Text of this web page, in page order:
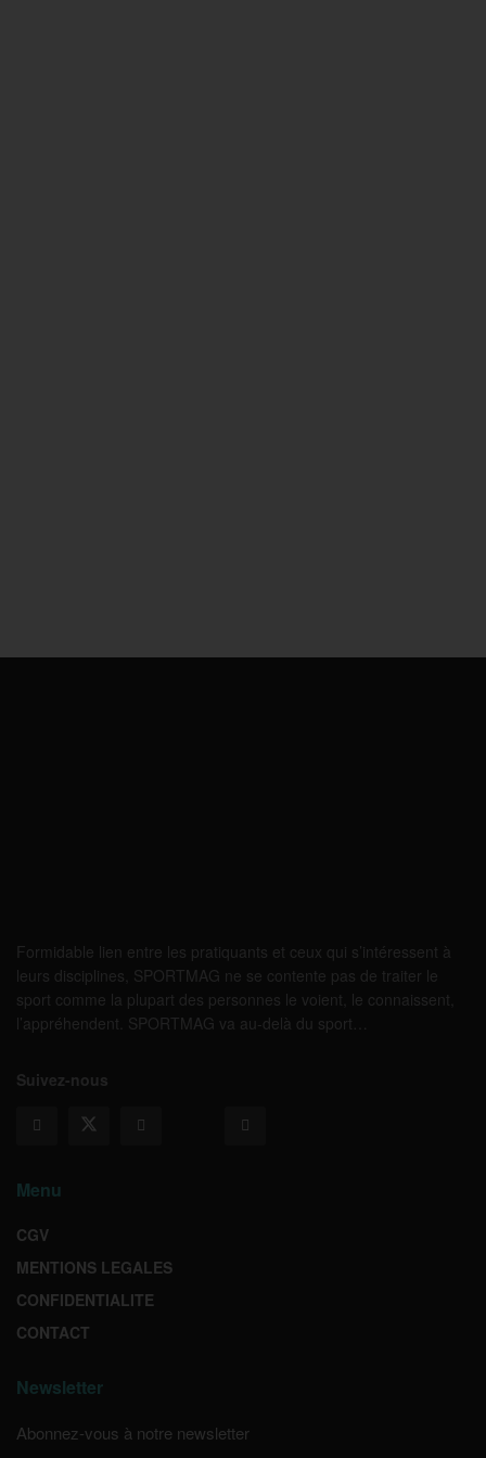
Formidable lien entre les pratiquants et ceux qui s’intéressent à
leurs disciplines, SPORTMAG ne se contente pas de traiter le
sport comme la plupart des personnes le voient, le connaissent,
l’appréhendent. SPORTMAG va au-delà du sport…
Suivez-nous
Menu
CGV
MENTIONS LEGALES
CONFIDENTIALITE
CONTACT
Newsletter
Abonnez-vous à notre newsletter